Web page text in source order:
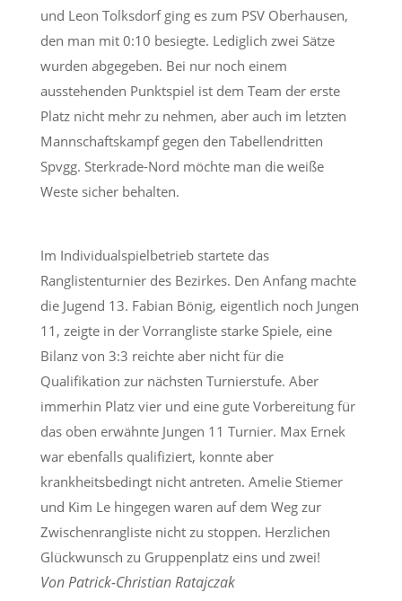
und Leon Tolksdorf ging es zum PSV Oberhausen,
den man mit 0:10 besiegte. Lediglich zwei Sätze
wurden abgegeben. Bei nur noch einem
ausstehenden Punktspiel ist dem Team der erste
Platz nicht mehr zu nehmen, aber auch im letzten
Mannschaftskampf gegen den Tabellendritten
Spvgg. Sterkrade-Nord möchte man die weiße
Weste sicher behalten.
Im Individualspielbetrieb startete das
Ranglistenturnier des Bezirkes. Den Anfang machte
die Jugend 13. Fabian Bönig, eigentlich noch Jungen
11, zeigte in der Vorrangliste starke Spiele, eine
Bilanz von 3:3 reichte aber nicht für die
Qualifikation zur nächsten Turnierstufe. Aber
immerhin Platz vier und eine gute Vorbereitung für
das oben erwähnte Jungen 11 Turnier. Max Ernek
war ebenfalls qualifiziert, konnte aber
krankheitsbedingt nicht antreten. Amelie Stiemer
und Kim Le hingegen waren auf dem Weg zur
Zwischenrangliste nicht zu stoppen. Herzlichen
Glückwunsch zu Gruppenplatz eins und zwei!
Von Patrick-Christian Ratajczak